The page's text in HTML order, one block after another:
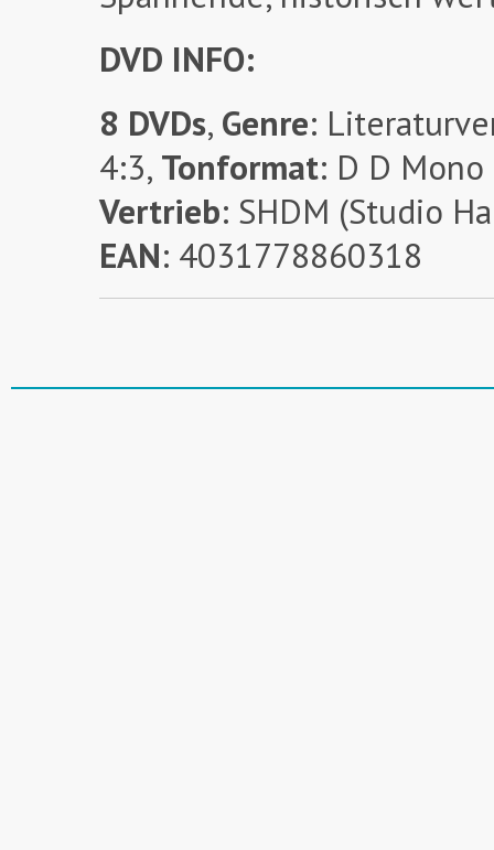
DVD INFO:
8 DVDs, Genre:
4:3, Tonformat: D D
Vertrieb: SHDM (Studio
EAN: 4031778860318